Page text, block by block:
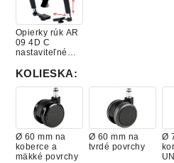
Opierky rúk AR
09 4D C
nastaviteľné
KOLIESKA:
Ø 60 mm na
koberce a
mäkké povrchy
Ø 60 mm na
tvrdé povrchy
Ø